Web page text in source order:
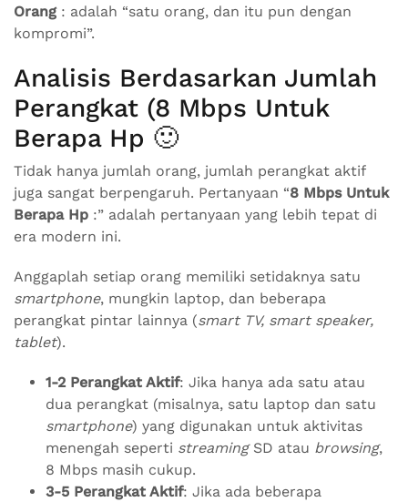
Orang: adalah “satu orang, dan itu pun dengan
kompromi”.
Analisis Berdasarkan Jumlah
Perangkat (8 Mbps Untuk
Berapa Hp 🙂
Tidak hanya jumlah orang, jumlah perangkat aktif
juga sangat berpengaruh. Pertanyaan “8 Mbps Untuk
Berapa Hp :” adalah pertanyaan yang lebih tepat di
era modern ini.
Anggaplah setiap orang memiliki setidaknya satu
smartphone, mungkin laptop, dan beberapa
perangkat pintar lainnya (smart TV, smart speaker,
tablet).
1-2 Perangkat Aktif: Jika hanya ada satu atau
dua perangkat (misalnya, satu laptop dan satu
smartphone) yang digunakan untuk aktivitas
menengah seperti streamingSD atau browsing,
8 Mbps masih cukup.
3-5 Perangkat Aktif: Jika ada beberapa